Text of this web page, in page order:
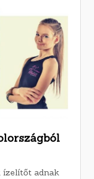
ízelítőt adnak